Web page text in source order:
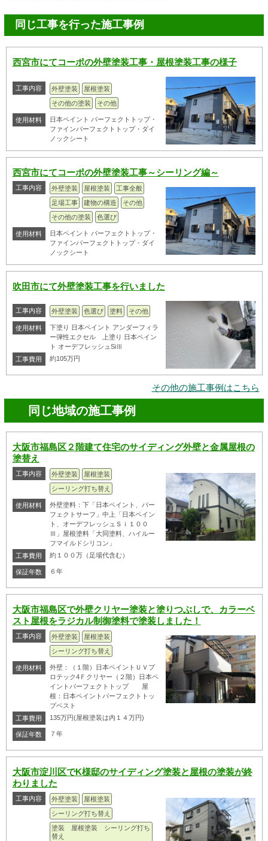
同じ工事を行った施工事例
西宮市にてコーポの外壁塗装工事・屋根塗装工事の様子
工事内容 外壁塗装
屋根塗装
その他の塗装
その他
使用材料
日本ペイント パーフェクトトップ・
ファインパーフェクトトップ・ダイ
ノックシート
西宮市にてコーポの外壁塗装工事～シーリング編～
工事内容 外壁塗装 屋根塗装
工事全般
足場工事
建物の構造
その他
その他の塗装
色選び
使用材料
日本ペイント パーフェクトトップ・
ファインパーフェクトトップ・ダイ
ノックシート
吹田市にて外壁塗装工事を行いました
工事内容 外壁塗装 色選び 塗料 その他
使用材料
下塗り 日本ペイント アンダーフィラ
ー弾性エクセル 上塗り 日本ペイン
ト オーデフレッシュSiⅢ
工事費用
約105万円
その他の施工事例はこちら
同じ地域の施工事例
大阪市福島区２階建て住宅のサイディング外壁と金属屋根の
塗替え
工事内容 外壁塗装
屋根塗装
シーリング打ち替え
使用材料
外壁塗料：下「日本ペイント、パー
フェクトサーフ」中上「日本ペイン
ト、オーデフレッシュＳｉ１００
Ⅲ」屋根塗料「大同塗料、ハイルー
フマイルドシリコン」
工事費用
約１００万（足場代含む）
保証年数 ６年
大阪市福島区で外壁クリヤー塗装と塗りつぶしで、カラーベ
スト屋根をラジカル制御塗料で塗装しました！
工事内容 外壁塗装
屋根塗装
シーリング打ち替え
使用材料
外壁：（１階）日本ペイントＵＶプ
ロテック4Ｆクリヤー（２階）日本ペ
イントパーフェクトトップ 屋
根：日本ペイントパーフェクトトッ
プベスト
工事費用
135万円(屋根塗装は内１４万円)
保証年数 ７年
大阪市淀川区でK様邸のサイディング塗装と屋根の塗装が終
わりました
工事内容 外壁塗装
屋根塗装
シーリング打ち替え
塗装 屋根塗装 シーリング打ち
替え